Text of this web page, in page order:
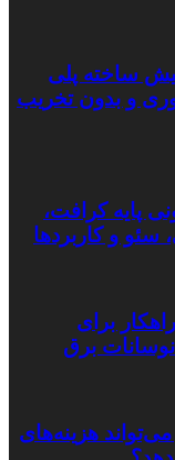
پیش ساخته پلی
و بدون تخریب
پایه کرافت،
و کاربردها
برای
برق
هزینه‌های